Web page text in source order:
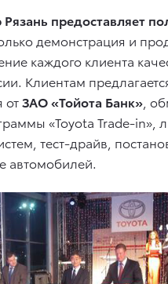
предоставляет
демонстрация и
каждого клиента
Клиентам
отЗАО «Тойота Банк» ,
«Toyota Trade-in»,
тест-драйв,
автомобилей.